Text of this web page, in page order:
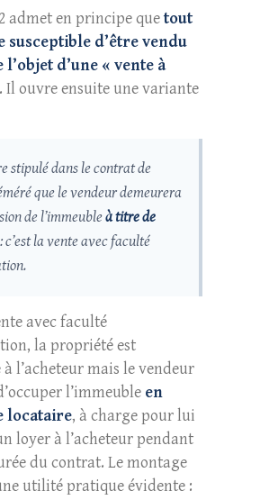
admet en principe quetout
susceptible d’être vendu
d’une « vente à
. Il ouvre ensuite une variante
stipulé dans le contrat de
que le vendeur demeurera
de l’immeubleà titre de
: c’est la vente avec faculté
avec faculté
la propriété est
l’acheteur mais le vendeur
l’immeuble en
locataire, à charge pour lui
loyer à l’acheteur pendant
du contrat. Le montage
utilité pratique évidente :